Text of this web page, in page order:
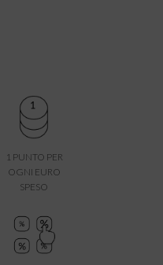
1 PUNTO PER
OGNI EURO
SPESO